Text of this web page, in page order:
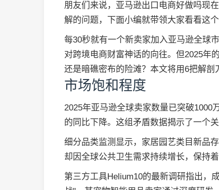
朋友们来说，亚马逊出口电商好做吗现
解的问题，下面小编就带领大家看看这个
每30秒就有一个新卖家加入亚马逊全球
对跨境电商财富神话的向往。但2025年
还是暗礁密布的险滩？本文将用6把解剖
市场饱和程度
2025年亚马逊全球卖家数量已突破1000
的同比下降。这组矛盾数据揭示了一个
细分品类监测显示，家居园艺类目新品
却因全球公共卫生需求持续增长，保持着
第三方工具Helium10的最新调研指出，